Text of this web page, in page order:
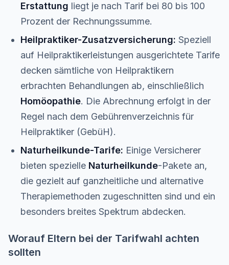
Erstattung liegt je nach Tarif bei 80 bis 100
Prozent der Rechnungssumme.
Heilpraktiker-Zusatzversicherung: Speziell
auf Heilpraktikerleistungen ausgerichtete Tarife
decken sämtliche von Heilpraktikern
erbrachten Behandlungen ab, einschließlich
Homöopathie. Die Abrechnung erfolgt in der
Regel nach dem Gebührenverzeichnis für
Heilpraktiker (GebüH).
Naturheilkunde-Tarife: Einige Versicherer
bieten spezielle Naturheilkunde-Pakete an,
die gezielt auf ganzheitliche und alternative
Therapiemethoden zugeschnitten sind und ein
besonders breites Spektrum abdecken.
Worauf Eltern bei der Tarifwahl achten
sollten